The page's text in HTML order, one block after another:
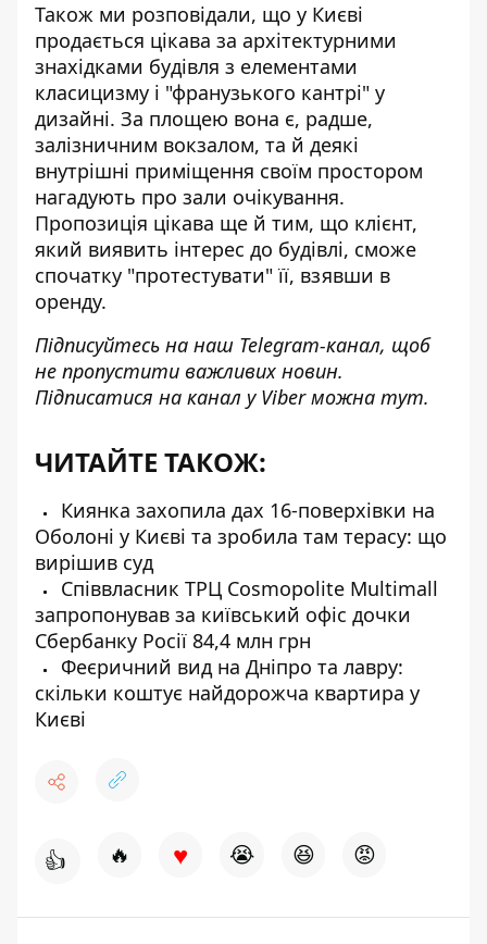
Також ми розповідали, що у Києві
продається цікава за архітектурними
знахідками будівля з елементами
класицизму і "франузького кантрі" у
дизайні. За площею вона є, радше,
залізничним вокзалом, та й деякі
внутрішні приміщення своїм простором
нагадують про зали очікування.
Пропозиція цікава ще й тим, що клієнт,
який виявить інтерес до будівлі, сможе
спочатку "протестувати" її, взявши в
оренду.
Підписуйтесь на наш Telegram-канал, щоб
не пропустити важливих новин.
Підписатися на канал у Viber можна тут.
ЧИТАЙТЕ ТАКОЖ:
Киянка захопила дах 16-поверхівки на
Оболоні у Києві та зробила там терасу: що
вирішив суд
Співвласник ТРЦ Cosmopolite Multimall
запропонував за київський офіс дочки
Сбербанку Росії 84,4 млн грн
Феєричний вид на Дніпро та лавру:
скільки коштує найдорожча квартира у
Києві
👍 🔥 ♥ 😭 😆 😡